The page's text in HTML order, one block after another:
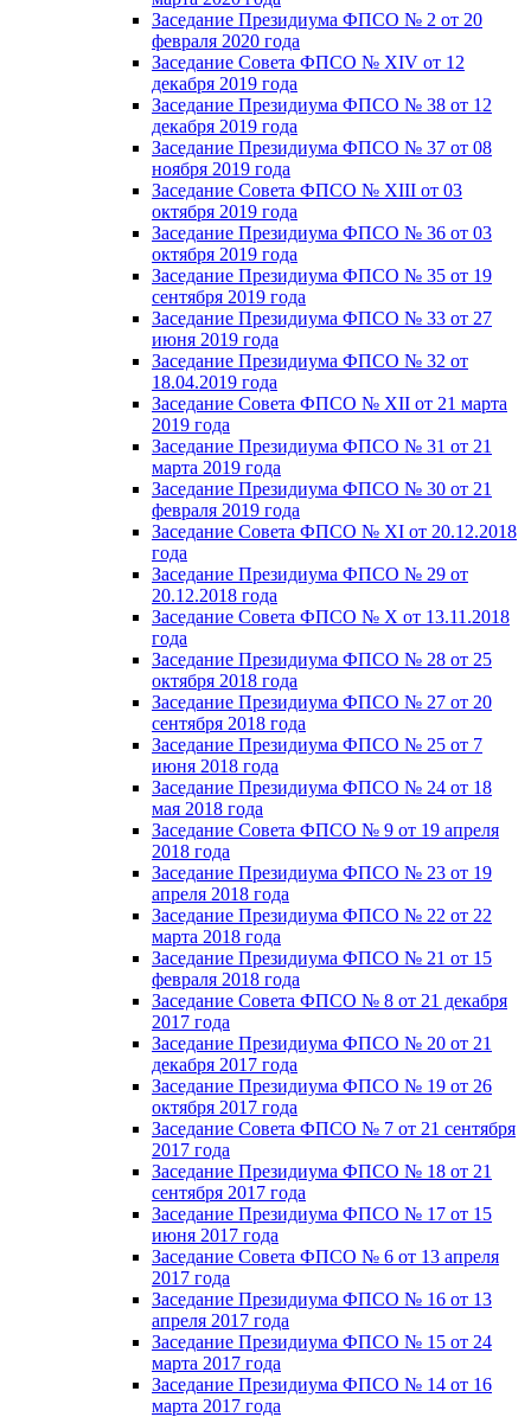
Заседание Президиума ФПСО № 2 от 20
февраля 2020 года
Заседание Совета ФПСО № XIV от 12
декабря 2019 года
Заседание Президиума ФПСО № 38 от 12
декабря 2019 года
Заседание Президиума ФПСО № 37 от 08
ноября 2019 года
Заседание Совета ФПСО № XIII от 03
октября 2019 года
Заседание Президиума ФПСО № 36 от 03
октября 2019 года
Заседание Президиума ФПСО № 35 от 19
сентября 2019 года
Заседание Президиума ФПСО № 33 от 27
июня 2019 года
Заседание Президиума ФПСО № 32 от
18.04.2019 года
Заседание Совета ФПСО № XII от 21 марта
2019 года
Заседание Президиума ФПСО № 31 от 21
марта 2019 года
Заседание Президиума ФПСО № 30 от 21
февраля 2019 года
Заседание Совета ФПСО № XI от 20.12.2018
года
Заседание Президиума ФПСО № 29 от
20.12.2018 года
Заседание Совета ФПСО № X от 13.11.2018
года
Заседание Президиума ФПСО № 28 от 25
октября 2018 года
Заседание Президиума ФПСО № 27 от 20
сентября 2018 года
Заседание Президиума ФПСО № 25 от 7
июня 2018 года
Заседание Президиума ФПСО № 24 от 18
мая 2018 года
Заседание Совета ФПСО № 9 от 19 апреля
2018 года
Заседание Президиума ФПСО № 23 от 19
апреля 2018 года
Заседание Президиума ФПСО № 22 от 22
марта 2018 года
Заседание Президиума ФПСО № 21 от 15
февраля 2018 года
Заседание Совета ФПСО № 8 от 21 декабря
2017 года
Заседание Президиума ФПСО № 20 от 21
декабря 2017 года
Заседание Президиума ФПСО № 19 от 26
октября 2017 года
Заседание Совета ФПСО № 7 от 21 сентября
2017 года
Заседание Президиума ФПСО № 18 от 21
сентября 2017 года
Заседание Президиума ФПСО № 17 от 15
июня 2017 года
Заседание Совета ФПСО № 6 от 13 апреля
2017 года
Заседание Президиума ФПСО № 16 от 13
апреля 2017 года
Заседание Президиума ФПСО № 15 от 24
марта 2017 года
Заседание Президиума ФПСО № 14 от 16
марта 2017 года